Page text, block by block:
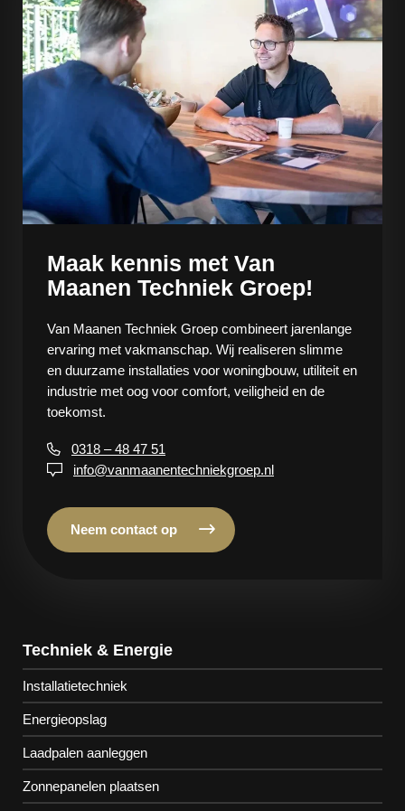
Maak kennis met Van
Maanen Techniek Groep!
Van Maanen Techniek Groep combineert jarenlange
ervaring met vakmanschap. Wij realiseren slimme
en duurzame installaties voor woningbouw, utiliteit en
industrie met oog voor comfort, veiligheid en de
toekomst.
0318 – 48 47 51
info@vanmaanentechniekgroep.nl
Neem contact op
Techniek & Energie
Installatietechniek
Energieopslag
Laadpalen aanleggen
Zonnepanelen plaatsen